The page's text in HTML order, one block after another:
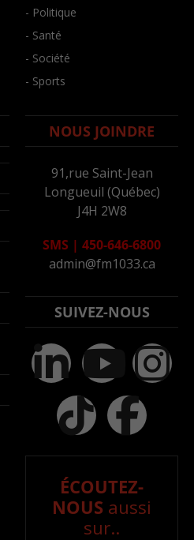
- Politique
- Santé
- Société
- Sports
NOUS JOINDRE
91,rue Saint-Jean
Longueuil (Québec)
J4H 2W8
SMS | 450-646-6800
admin@fm1033.ca
SUIVEZ-NOUS
ÉCOUTEZ-
NOUS aussi
sur..